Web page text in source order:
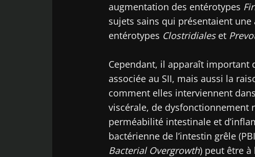
augmentation des entérotypes
sujets sains qui présentaient
entérotypes Clostridialeset
Cependant, il apparaît important
associée au SII, mais aussi la
comment elles interviennent
viscérale, de dysfonctionnement
perméabilité intestinale et
bactérienne de l’intestin grêle
Bacterial Overgrowth) peut être à
Ne